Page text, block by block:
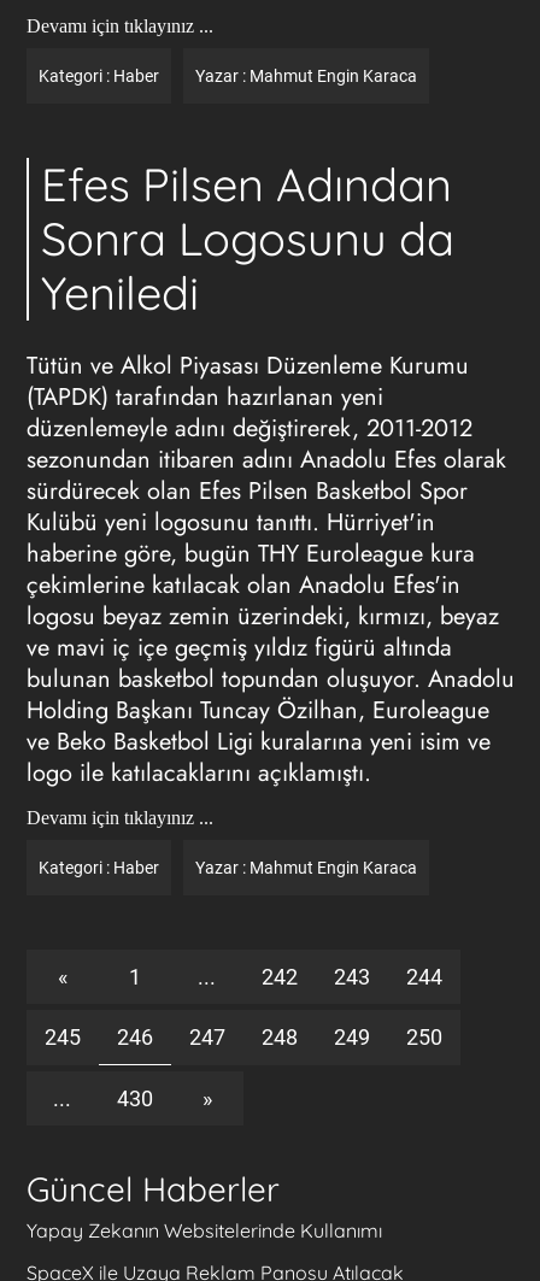
Devamı için tıklayınız ...
Kategori : Haber Yazar : Mahmut Engin Karaca
Efes Pilsen Adından
Sonra Logosunu da
Yeniledi
Tütün ve Alkol Piyasası Düzenleme Kurumu
(TAPDK) tarafından hazırlanan yeni
düzenlemeyle adını değiştirerek, 2011-2012
sezonundan itibaren adını Anadolu Efes olarak
sürdürecek olan Efes Pilsen Basketbol Spor
Kulübü yeni logosunu tanıttı. Hürriyet'in
haberine göre, bugün THY Euroleague kura
çekimlerine katılacak olan Anadolu Efes'in
logosu beyaz zemin üzerindeki, kırmızı, beyaz
ve mavi iç içe geçmiş yıldız figürü altında
bulunan basketbol topundan oluşuyor. Anadolu
Holding Başkanı Tuncay Özilhan, Euroleague
ve Beko Basketbol Ligi kuralarına yeni isim ve
logo ile katılacaklarını açıklamıştı.
Devamı için tıklayınız ...
Kategori : Haber Yazar : Mahmut Engin Karaca
« 1 ... 242 243 244
245 246 247 248 249 250
... 430 »
Güncel Haberler
Yapay Zekanın Websitelerinde Kullanımı
SpaceX ile Uzaya Reklam Panosu Atılacak